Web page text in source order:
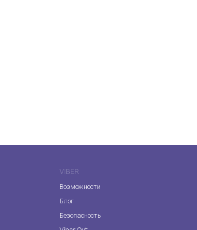
VIBER
Возможности
Блог
Безопасность